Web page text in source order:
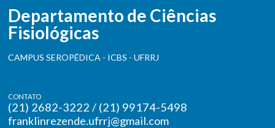
Departamento de Ciências
Fisiológicas
CAMPUS SEROPÉDICA - ICBS - UFRRJ
CONTATO
(21) 2682-3222 / (21) 99174-5498
franklinrezende.ufrrj@gmail.com